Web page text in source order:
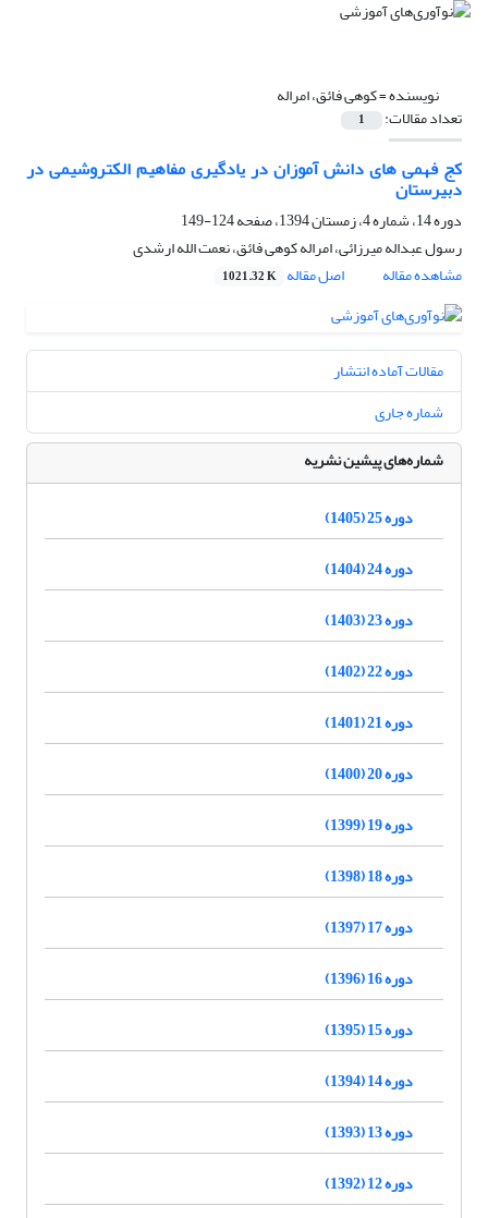
نویسنده =کوهی فائق، امراله
تعداد مقالات: 1
کج فهمی های دانش آموزان در یادگیری مفاهیم الکتروشیمی در
دبیرستان
دوره 14، شماره 4، زمستان 1394، صفحه
124-149
رسول عبداله میرزائی، امراله کوهی فائق، نعمت الله ارشدی
مشاهده مقاله
اصل مقاله 1021.32 K
مقالات آماده انتشار
شماره جاری
شماره‌های پیشین نشریه
دوره 25 (1405)
دوره 24 (1404)
دوره 23 (1403)
دوره 22 (1402)
دوره 21 (1401)
دوره 20 (1400)
دوره 19 (1399)
دوره 18 (1398)
دوره 17 (1397)
دوره 16 (1396)
دوره 15 (1395)
دوره 14 (1394)
دوره 13 (1393)
دوره 12 (1392)